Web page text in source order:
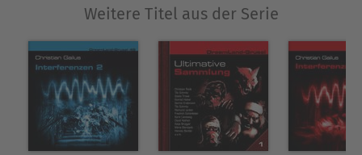
Weitere Titel aus der Serie